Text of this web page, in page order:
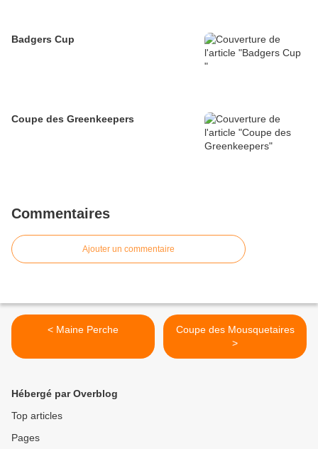
Badgers Cup
Coupe des Greenkeepers
Commentaires
Ajouter un commentaire
< Maine Perche
Coupe des Mousquetaires
>
Hébergé par Overblog
Top articles
Pages